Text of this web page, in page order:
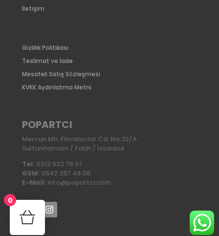
İletişim
Gizlilik Politikası
Teslimat ve İade
Mesafeli Satış Sözleşmesi
KVKK Aydınlatma Metni
POPARTCI
Mercan Mh. Fincancılar Cd. No:32/A
Sultanhamam / Fatih / İstanbul
Tel: 0212 522 76 97
GSM: 0542 397 49 08
E-Mail: info@popartci.com
0